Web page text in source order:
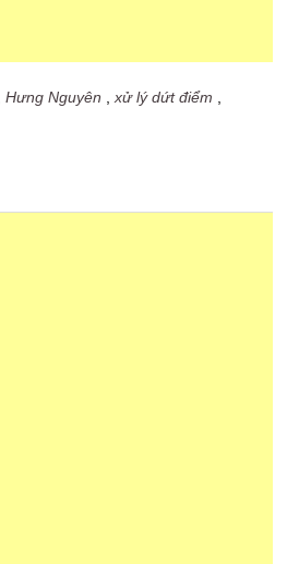
,Hưng Nguyên ,xử lý dứt điểm